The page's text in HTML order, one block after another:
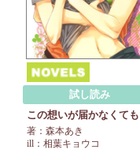
試し読み
この想いが届かなくても
著：森本あき
ill：相葉キョウコ